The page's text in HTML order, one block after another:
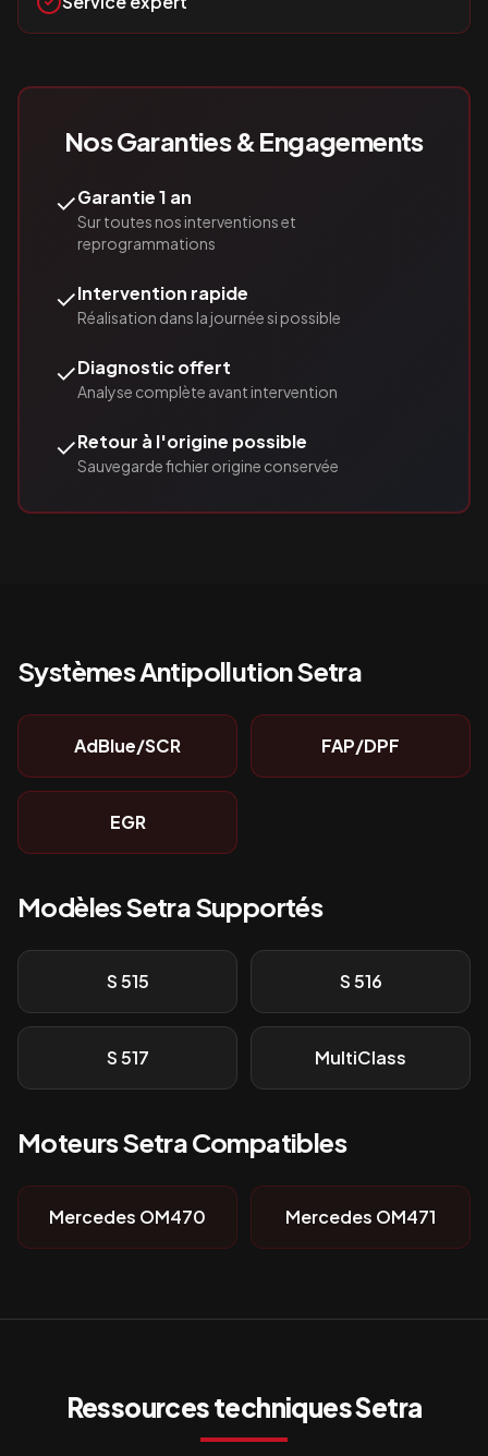
Nos Garanties & Engagements
✓Garantie 1 an
Sur toutes nos interventions et
reprogrammations
✓Intervention rapide
Réalisation dans la journée si possible
✓Diagnostic offert
Analyse complète avant intervention
✓Retour à l'origine possible
Sauvegarde fichier origine conservée
Systèmes AntipollutionSetra
AdBlue/SCR FAP/DPF
EGR
ModèlesSetraSupportés
S 515 S 516
S 517 MultiClass
MoteursSetraCompatibles
Mercedes OM470 Mercedes OM471
Ressources techniquesSetra